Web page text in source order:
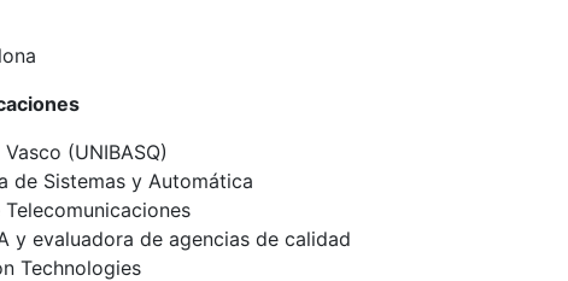
(UNIBASQ)
de Sistemas y Automática
y evaluadora de agencias de calidad
Technologies